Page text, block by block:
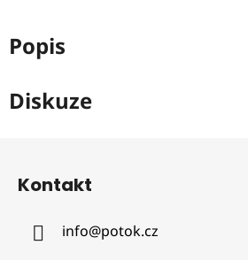
Popis
Diskuze
Kontakt
info@potok.cz